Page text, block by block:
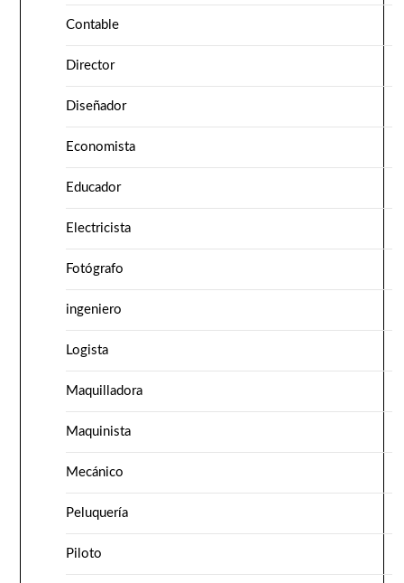
Contable
Director
Diseñador
Economista
Educador
Electricista
Fotógrafo
ingeniero
Logista
Maquilladora
Maquinista
Mecánico
Peluquería
Piloto